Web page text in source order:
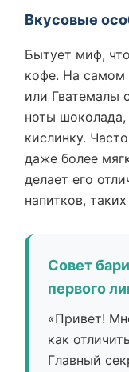
Вкусовые
Бытует миф,
кофе. На самом
или Гватемалы
ноты
кислинку.
даже более
делает его
напитков,
Совет
первого
«Привет!
как
Главный